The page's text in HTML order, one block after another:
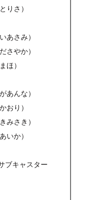
りさ）
あさみ）
さやか）
ほ）
あんな）
おり）
みさき）
いか）
ブキャスター